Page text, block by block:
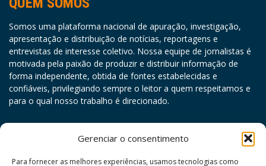
Gerenciar o consentimento
Para fornecer as melhores experiências, usamos tecnologias como
Somos uma plataforma nacional de apuração, investigação,
apresentação e distribuição de notícias, reportagens e
entrevistas de interesse coletivo. Nossa equipe de jornalistas é
motivada pela paixão de produzir e distribuir informação de
forma independente, obtida de fontes estabelecidas e
confiáveis, privilegiando sempre o leitor a quem respeitamos e
para o qual nosso trabalho é direcionado.
D
S T Q Q S S